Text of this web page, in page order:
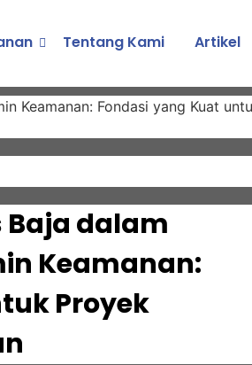
Tentang Kami Artikel
Baja dalam
Keamanan:
Proyek